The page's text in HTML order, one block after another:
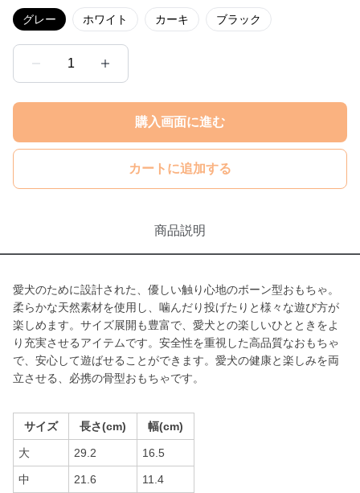
グレー ホワイト カーキ ブラック
1
購入画面に進む
カートに追加する
商品説明
愛犬のために設計された、優しい触り心地のボーン型おもちゃ。
柔らかな天然素材を使用し、噛んだり投げたりと様々な遊び方が
楽しめます。サイズ展開も豊富で、愛犬との楽しいひとときをよ
り充実させるアイテムです。安全性を重視した高品質なおもちゃ
で、安心して遊ばせることができます。愛犬の健康と楽しみを両
立させる、必携の骨型おもちゃです。
サイズ 長さ(cm) 幅(cm)
大 29.2 16.5
中 21.6 11.4